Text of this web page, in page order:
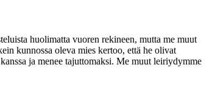
huolimatta vuoren rekineen, mutta me muut
kunnossa oleva mies kertoo, että he olivat
ja menee tajuttomaksi. Me muut leiriydymme